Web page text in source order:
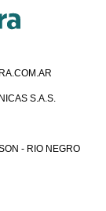
S.A.S.
- RIO NEGRO